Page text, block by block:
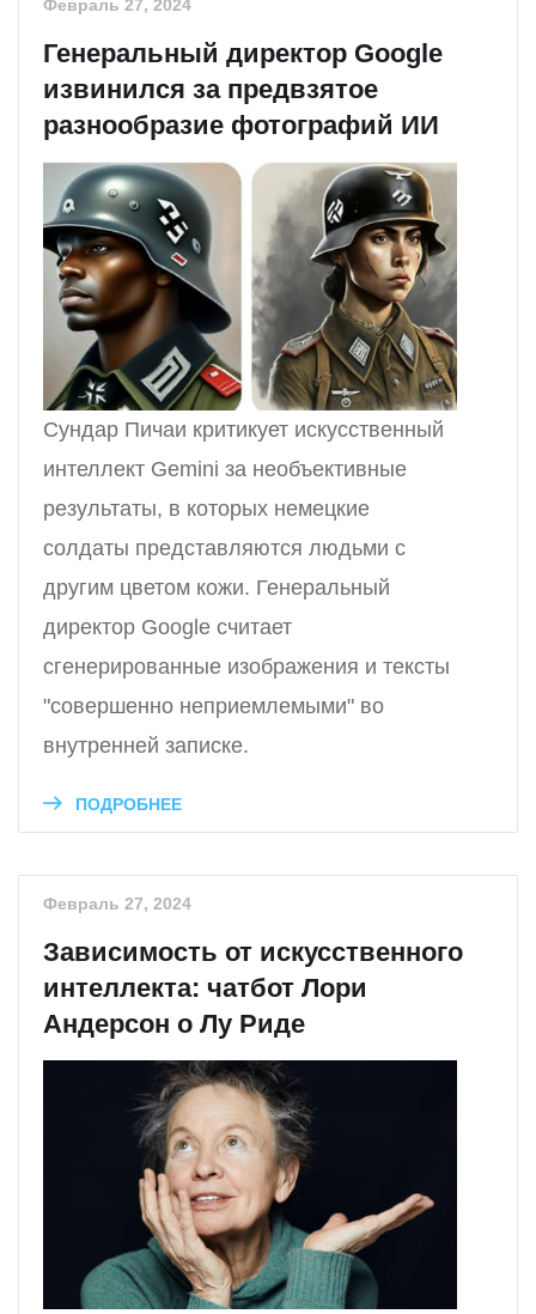
Февраль 27, 2024
Генеральный директор Google
извинился за предвзятое
разнообразие фотографий ИИ
Сундар Пичаи критикует искусственный
интеллект Gemini за необъективные
результаты, в которых немецкие
солдаты представляются людьми с
другим цветом кожи. Генеральный
директор Google считает
сгенерированные изображения и тексты
"совершенно неприемлемыми" во
внутренней записке.
ПОДРОБНЕЕ
Февраль 27, 2024
Зависимость от искусственного
интеллекта: чатбот Лори
Андерсон о Лу Риде